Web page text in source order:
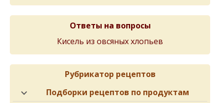
Ответы на вопросы
Кисель из овсяных хлопьев
Рубрикатор рецептов
Подборки рецептов по продуктам